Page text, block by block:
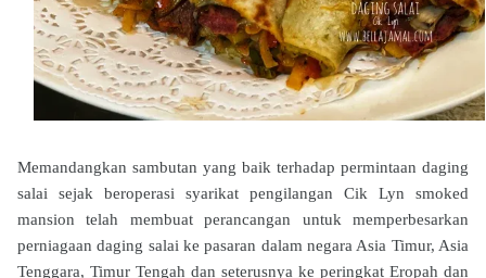
Memandangkan sambutan yang baik terhadap permintaan daging
salai sejak beroperasi syarikat pengilangan Cik Lyn smoked
mansion telah membuat perancangan untuk memperbesarkan
perniagaan daging salai ke pasaran dalam negara Asia Timur, Asia
Tenggara, Timur Tengah dan seterusnya ke peringkat Eropah dan